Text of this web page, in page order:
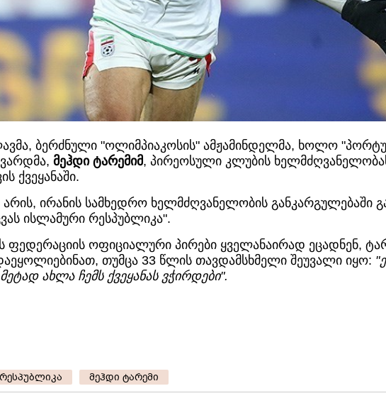
ბერძნული "ოლიმპიაკოსის" ამჟამინდელმა, ხოლო
მეჰდი ტარემიმ, პირეოსული კლუბის
ქვეყანაში.
ირანის სამხედრო ხელმძღვანელობის განკარგულებაში
ისლამური რესპუბლიკა".
ფედერაციის ოფიციალური პირები ყველანაირად ეცადნენ,
თუმცა 33 წლის თავდამსხმელი შეუვალი იყო:
ახლა ჩემს ქვეყანას ვჭირდები".
მეჰდი ტარემი